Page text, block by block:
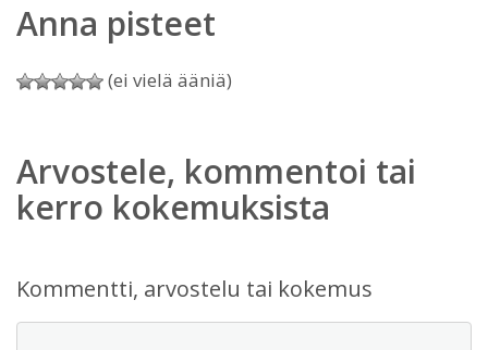
Anna pisteet
(ei vielä ääniä)
Arvostele, kommentoi tai
kerro kokemuksista
Kommentti, arvostelu tai kokemus